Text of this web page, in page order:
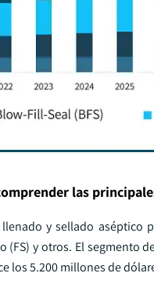
las
y sellado aséptico
(FS) y otros. El segmento
los 5.200 millones de